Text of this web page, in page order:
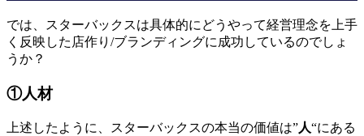
では、スターバックスは具体的にどうやって経営理念を上手
く反映した店作り/ブランディングに成功しているのでしょ
うか？
①人材
上述したように、スターバックスの本当の価値は”人“にある